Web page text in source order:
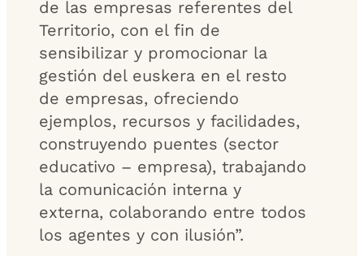
de las empresas referentes del
Territorio, con el fin de
sensibilizar y promocionar la
gestión del euskera en el resto
de empresas, ofreciendo
ejemplos, recursos y facilidades,
construyendo puentes (sector
educativo – empresa), trabajando
la comunicación interna y
externa, colaborando entre todos
los agentes y con ilusión”.